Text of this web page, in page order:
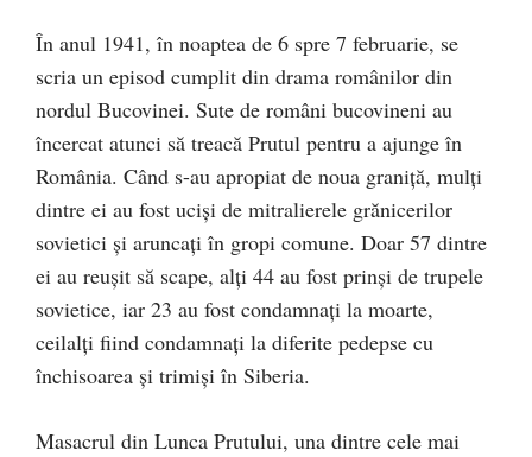
În anul 1941, în noaptea de 6 spre 7 februarie, se
scria un episod cumplit din drama românilor din
nordul Bucovinei. Sute de români bucovineni au
încercat atunci să treacă Prutul pentru a ajunge în
România. Când s-au apropiat de noua graniţă, mulți
dintre ei au fost uciși de mitralierele grănicerilor
sovietici şi aruncaţi în gropi comune. Doar 57 dintre
ei au reuşit să scape, alţi 44 au fost prinşi de trupele
sovietice, iar 23 au fost condamnaţi la moarte,
ceilalţi fiind condamnaţi la diferite pedepse cu
închisoarea şi trimişi în Siberia.
Masacrul din Lunca Prutului, una dintre cele mai